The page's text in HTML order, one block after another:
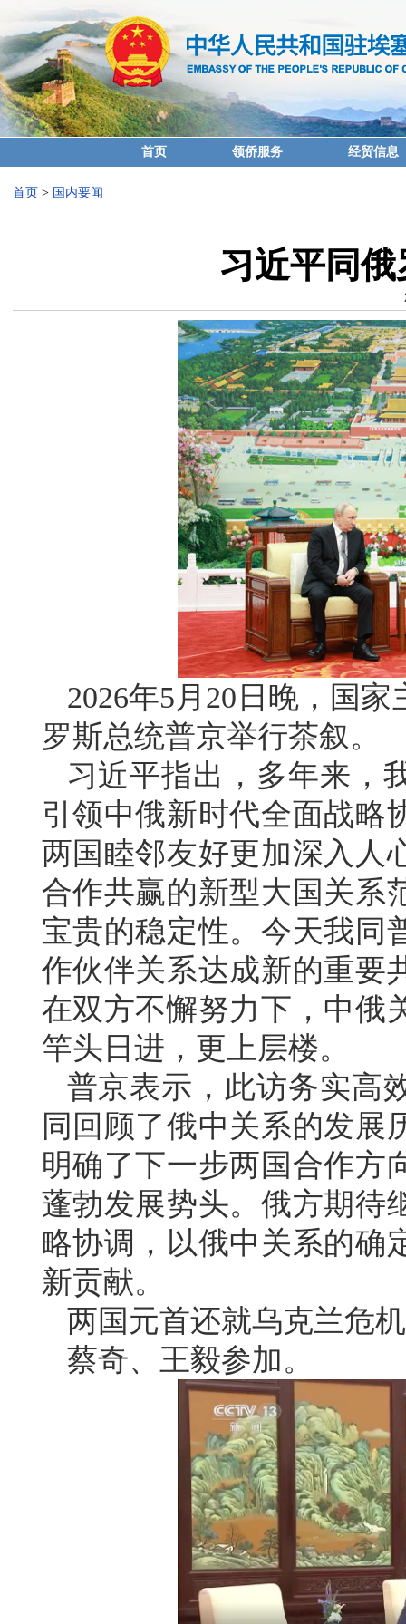
首页 领侨服务 经贸信息
首页 > 国内要闻
习近平同
2026年5月20日晚，国
罗斯总统普京举行茶叙。
习近平指出，多年来，
引领中俄新时代全面战略
两国睦邻友好更加深入人
合作共赢的新型大国关系
宝贵的稳定性。今天我同
作伙伴关系达成新的重要
在双方不懈努力下，中俄
竿头日进，更上层楼。
普京表示，此访务实高
同回顾了俄中关系的发展
明确了下一步两国合作方
蓬勃发展势头。俄方期待
略协调，以俄中关系的确
新贡献。
两国元首还就乌克兰危
蔡奇、王毅参加。